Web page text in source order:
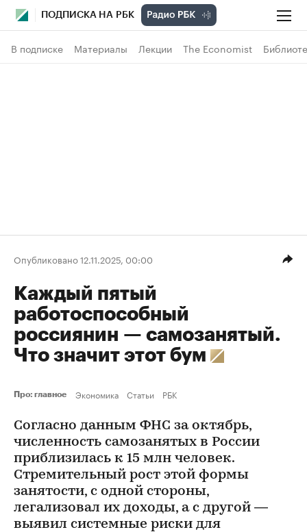
ПОДПИСКА НА РБК
В подписке Материалы Лекции The Economist
Опубликовано 12.11.2025, 00:00
Каждый пятый
работоспособный
россиянин — самозанятый.
Что значит этот бум
Про: главное Экономика Статьи РБК
Согласно данным ФНС за октябрь,
численность самозанятых в России
приблизилась к 15 млн человек.
Стремительный рост этой формы
занятости, с одной стороны,
легализовал их доходы, а с другой —
выявил системные риски для